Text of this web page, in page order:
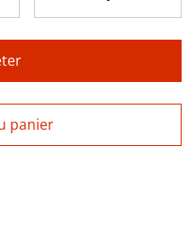
panier